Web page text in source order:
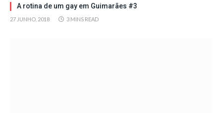
A rotina de um gay em Guimarães #3
27 JUNHO, 2018 3 MINS READ